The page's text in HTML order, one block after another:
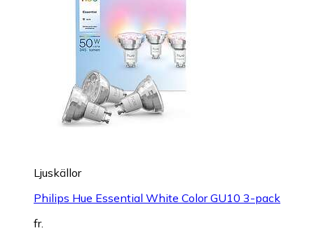
Ljuskällor
Philips Hue Essential White Color GU10 3-pack
fr.